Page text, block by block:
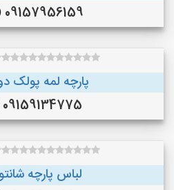
09157956159 (بجنورد )
پارچه لمه پولک
09159134775 (مشهد )
لباس پارچه